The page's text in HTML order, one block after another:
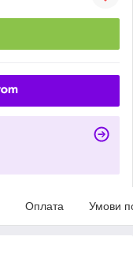
Оплата Умови